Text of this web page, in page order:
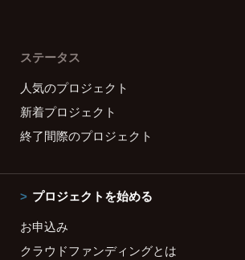
ステータス
人気のプロジェクト
新着プロジェクト
終了間際のプロジェクト
プロジェクトを始める
お申込み
クラウドファンディングとは